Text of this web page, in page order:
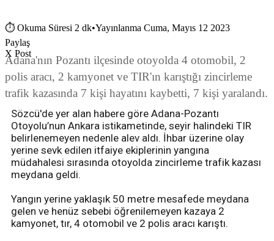
⏱ Okuma Süresi 2 dk•Yayınlanma Cuma, Mayıs 12 2023
Paylaş
X Post
Adana'nın Pozantı ilçesinde otoyolda 4 otomobil, 2
polis aracı, 2 kamyonet ve TIR'ın karıştığı zincirleme
trafik kazasında 7 kişi hayatını kaybetti, 7 kişi yaralandı.
Sözcü'de yer alan habere göre Adana-Pozantı
Otoyolu’nun Ankara istikametinde, seyir halindeki TIR
belirlenemeyen nedenle alev aldı. İhbar üzerine olay
yerine sevk edilen itfaiye ekiplerinin yangına
müdahalesi sırasında otoyolda zincirleme trafik kazası
meydana geldi.
Yangın yerine yaklaşık 50 metre mesafede meydana
gelen ve henüz sebebi öğrenilemeyen kazaya 2
kamyonet, tır, 4 otomobil ve 2 polis aracı karıştı.